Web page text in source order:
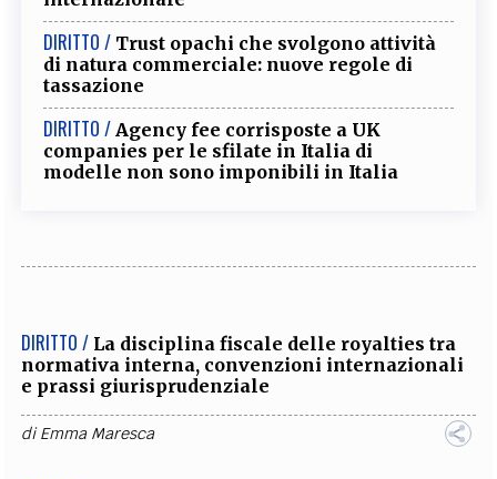
DIRITTO / Trust opachi che svolgono attività
di natura commerciale: nuove regole di
tassazione
DIRITTO / Agency fee corrisposte a UK
companies per le sfilate in Italia di
modelle non sono imponibili in Italia
DIRITTO / La disciplina fiscale delle royalties tra
normativa interna, convenzioni internazionali
e prassi giurisprudenziale
diEmma Maresca